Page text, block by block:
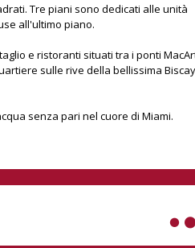
Tre piani sono dedicati alle unità
all'ultimo piano.
e ristoranti situati tra i ponti
sulle rive della bellissima
senza pari nel cuore di Miami.